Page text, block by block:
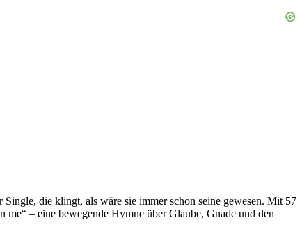
die klingt, als wäre sie immer schon seine gewesen. Mit 57
– eine bewegende Hymne über Glaube, Gnade und den